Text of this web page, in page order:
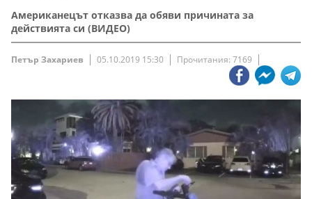
Американецът отказва да обяви причината за
действията си (ВИДЕО)
Петър Захариев 05.10.2019 15:30 Прочитания: 7169